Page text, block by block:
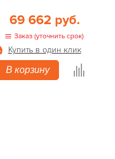
69 662 руб.
Заказ (уточнить срок)
Купить в один клик
В корзину